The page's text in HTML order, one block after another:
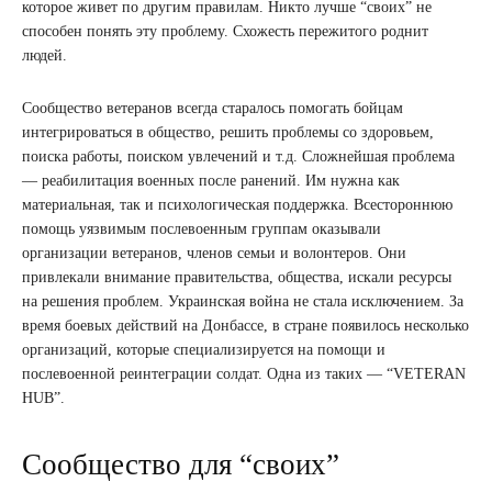
которое живет по другим правилам. Никто лучше “своих” не
способен понять эту проблему. Схожесть пережитого роднит
людей.
Сообщество ветеранов всегда старалось помогать бойцам
интегрироваться в общество, решить проблемы со здоровьем,
поиска работы, поиском увлечений и т.д. Сложнейшая проблема
— реабилитация военных после ранений. Им нужна как
материальная, так и психологическая поддержка. Всестороннюю
помощь уязвимым послевоенным группам оказывали
организации ветеранов, членов семьи и волонтеров. Они
привлекали внимание правительства, общества, искали ресурсы
на решения проблем. Украинская война не стала исключением. За
время боевых действий на Донбассе, в стране появилось несколько
организаций, которые специализируется на помощи и
послевоенной реинтеграции солдат. Одна из таких — “VETERAN
HUB”.
Сообщество для “своих”